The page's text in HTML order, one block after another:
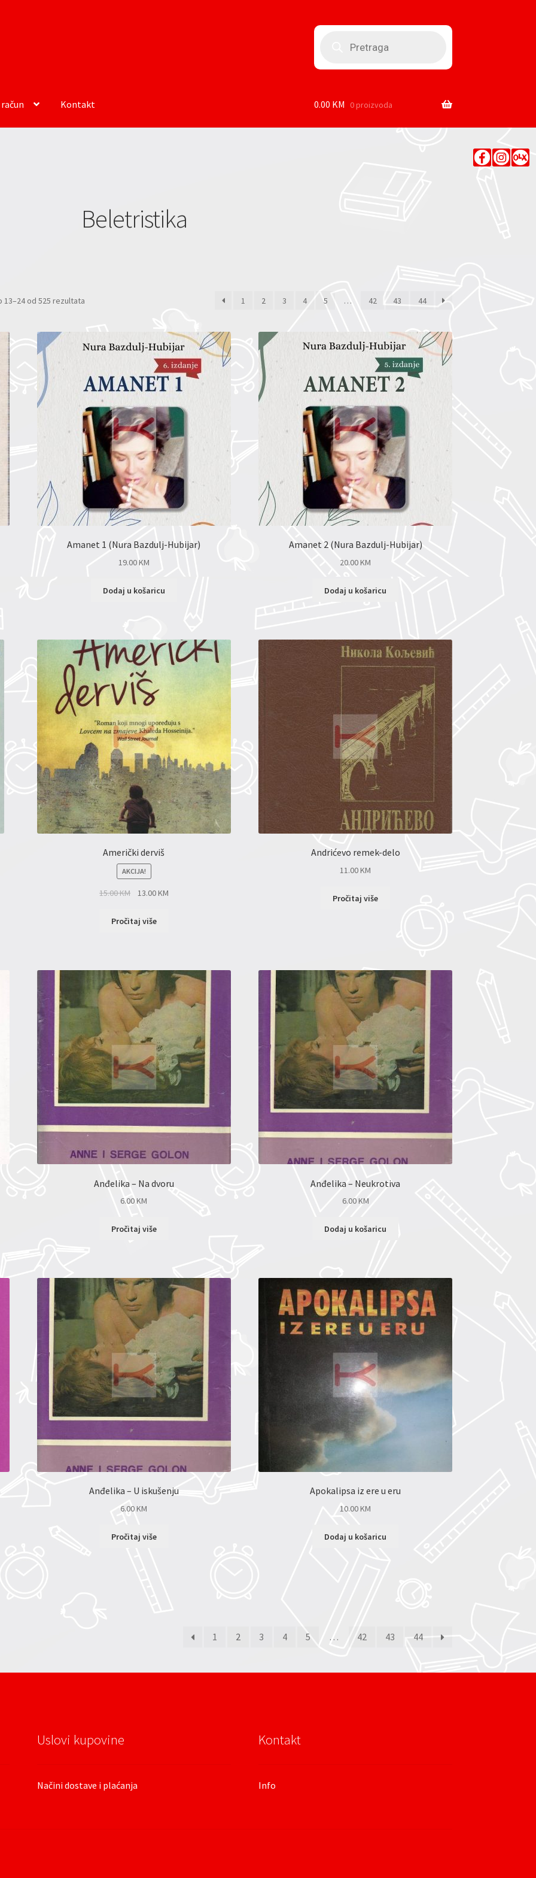
Kontakt 0.00 KM 0 proizvoda
Beletristika
13–24 od 525 rezultata 1 2 3 4 5 … 42 43 44
Amanet 1 (Nura Bazdulj-Hubijar)
19.00KM
Dodaj u košaricu
Amanet 2 (Nura Bazdulj-Hubijar)
20.00KM
Dodaj u košaricu
Američki derviš
AKCIJA!
15.00KM 13.00KM
Pročitaj više
Andrićevo remek-delo
11.00KM
Pročitaj više
Anđelika – Na dvoru
6.00KM
Pročitaj više
Anđelika – Neukrotiva
6.00KM
Dodaj u košaricu
Anđelika – U iskušenju
6.00KM
Pročitaj više
Apokalipsa iz ere u eru
10.00KM
Dodaj u košaricu
1 2 3 4 5 … 42 43 44
Uslovi kupovine
Načini dostave i plaćanja
Kontakt
Info